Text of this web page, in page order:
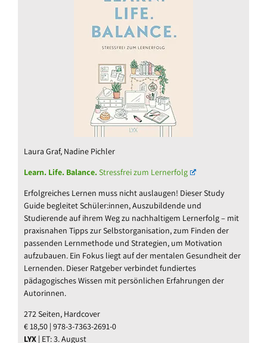
Laura Graf, Nadine Pichler
Learn. Life. Balance.Stressfrei zum Lernerfolg
Erfolgreiches Lernen muss nicht auslaugen! Dieser Study
Guide begleitet Schüler:innen, Auszubildende und
Studierende auf ihrem Weg zu nachhaltigem Lernerfolg – mit
praxisnahen Tipps zur Selbstorganisation, zum Finden der
passenden Lernmethode und Strategien, um Motivation
aufzubauen. Ein Fokus liegt auf der mentalen Gesundheit der
Lernenden. Dieser Ratgeber verbindet fundiertes
pädagogisches Wissen mit persönlichen Erfahrungen der
Autorinnen.
272 Seiten, Hardcover
€ 18,50 | 978-3-7363-2691-0
LYX | ET: 3. August